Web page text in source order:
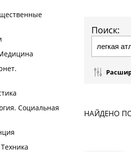
Социальная
Поиск:
НАЙДЕНО